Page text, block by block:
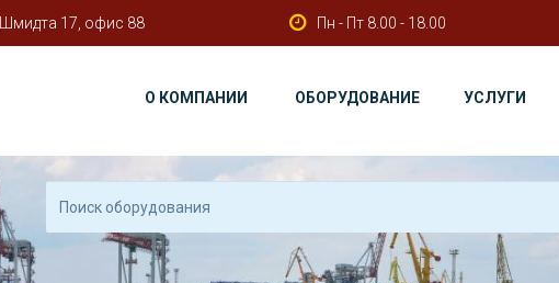
17, офис 88 Пн - Пт 8.00 - 18.00
О КОМПАНИИ ОБОРУДОВАНИЕ УСЛУГИ